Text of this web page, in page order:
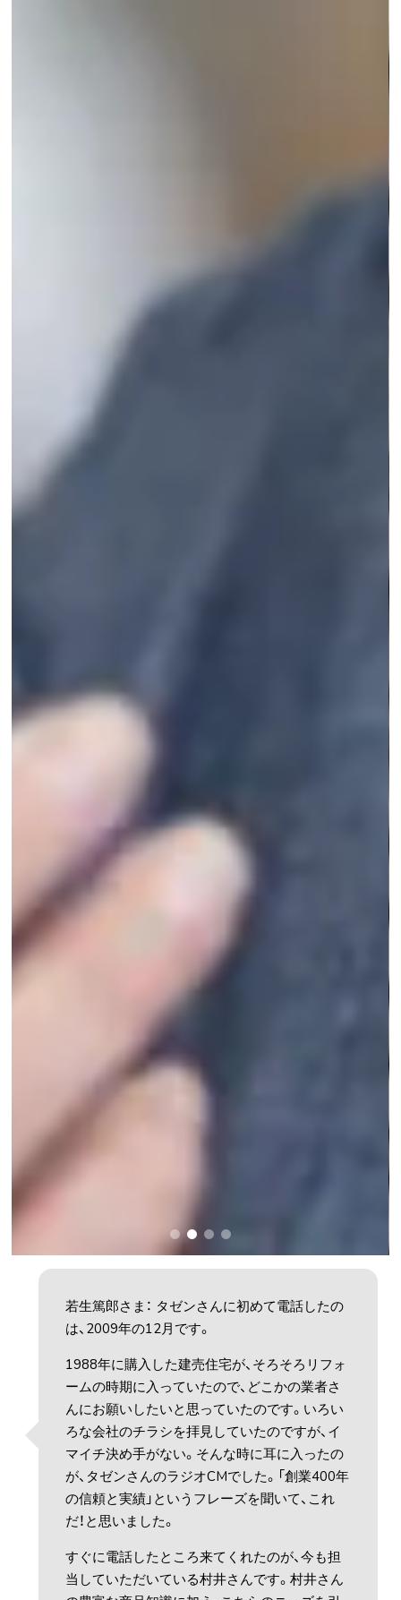
若生篤郎さま： タゼンさんに初めて電話したの
は、2009年の12月です。
1988年に購入した建売住宅が、そろそろリフォ
ームの時期に入っていたので、どこかの業者さ
んにお願いしたいと思っていたのです。いろい
ろな会社のチラシを拝見していたのですが、イ
マイチ決め手がない。そんな時に耳に入ったの
が、タゼンさんのラジオCMでした。「創業400年
の信頼と実績」というフレーズを聞いて、これ
だ！と思いました。
すぐに電話したところ来てくれたのが、今も担
当していただいている村井さんです。村井さん